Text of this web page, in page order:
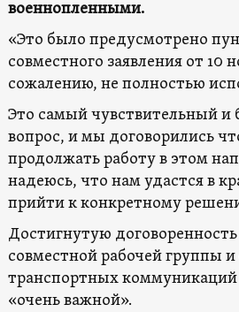
военнопленными.
«Это было предусмотрено
совместного заявления от 10
сожалению, не полностью
Это самый чувствительный и
вопрос, и мы договорились
продолжать работу в этом
надеюсь, что нам удастся в
прийти к конкретному
Достигнутую
совместной рабочей группы
транспортных
«очень важной».